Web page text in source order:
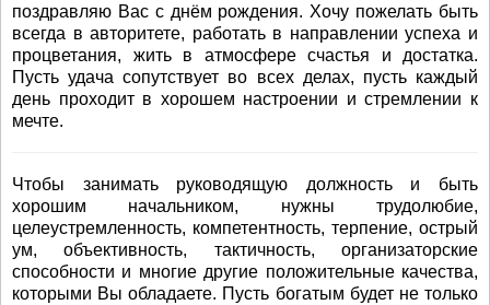
поздравляю Вас с днём рождения. Хочу пожелать быть
всегда в авторитете, работать в направлении успеха и
процветания, жить в атмосфере счастья и достатка.
Пусть удача сопутствует во всех делах, пусть каждый
день проходит в хорошем настроении и стремлении к
мечте.
Чтобы занимать руководящую должность и быть
хорошим начальником, нужны трудолюбие,
целеустремленность, компетентность, терпение, острый
ум, объективность, тактичность, организаторские
способности и многие другие положительные качества,
которыми Вы обладаете. Пусть богатым будет не только